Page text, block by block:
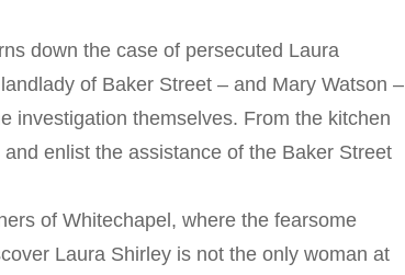
down the case of persecuted Laura
of Baker Street – and Mary Watson –
investigation themselves. From the kitchen
enlist the assistance of the Baker Street
of Whitechapel, where the fearsome
Laura Shirley is not the only woman at